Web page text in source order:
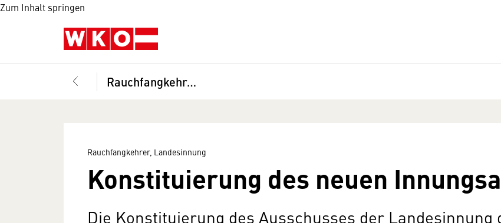
Zum Inhalt springen
Rauchfangkehrer, Landesinnung
Rauchfangkehrer, Landesinnung
Konstituierung des neuen
Die Konstituierung des Ausschusses der